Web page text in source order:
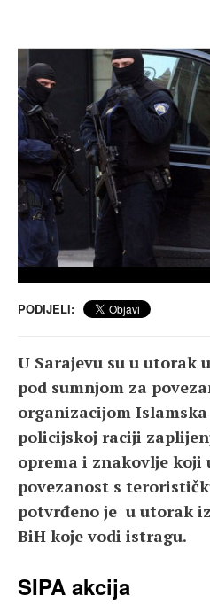
PODIJELI:
U Sarajevu su u utorak
pod sumnjom za
organizacijom Islamska
policijskoj raciji
oprema i znakovlje koji
povezanost s
potvrđeno je u utorak
BiH koje vodi istragu.
SIPA akcija